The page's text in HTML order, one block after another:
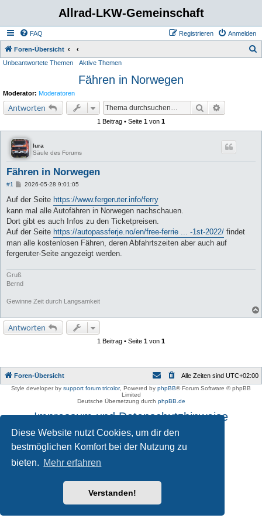
Diese Website nutzt Cookies, um dir den
bestmöglichen Komfort bei der Nutzung zu
bieten. Mehr erfahren
Verstanden!
Allrad-LKW-Gemeinschaft
FAQ Anmelden
Registrieren
Foren-Übersicht
Unbeantwortete Themen Aktive Themen
Fähren in Norwegen
Moderator: Moderatoren
Antworten Suche
1 Beitrag • Seite 1 von 1
lura
Säule des Forums
Fähren in Norwegen
#1
B
i
r
a
g
2026-05-28 9:01:05
Auf der Seite https://www.fergeruter.info/ferry
kann mal alle Autofähren in Norwegen nachschauen.
Dort gibt es auch Infos zu den Ticketpreisen.
Auf der Seite https://autopassferje.no/en/free-ferrie ... -1st-2022/ findet
man alle kostenlosen Fähren, deren Abfahrtszeiten aber auch auf
fergeruter-Seite angezeigt werden.
Gruß
Bernd
Gewinne Zeit durch Langsamkeit
Antworten
1 Beitrag • Seite 1 von 1
Foren-Übersicht Alle Zeiten sind UTC+02:00
Style developer by support forum tricolor, Powered by phpBB® Forum Software © phpBB
Limited
Deutsche Übersetzung durch phpBB.de
Impressum und Datenschutzhinweise